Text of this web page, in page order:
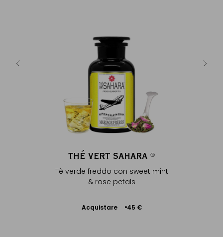
THÉ VERT SAHARA ®
Tè verde freddo con sweet mint
& rose petals
Acquistare 45 €
Aggiungere